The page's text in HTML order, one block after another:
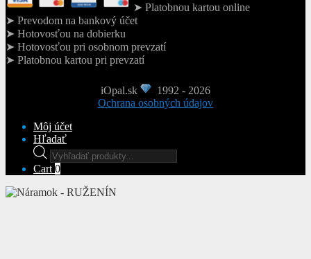
➤ Platobnou kartou online
➤ Prevodom na bankový účet
➤ Hotovosťou na dobierku
➤ Hotovosťou pri osobnom prevzatí
➤ Platobnou kartou pri prevzatí
iOpal.sk
1992 - 2026
Ochrana osobných údajov
Môj účet
Hľadať
Products
search
Cart 0